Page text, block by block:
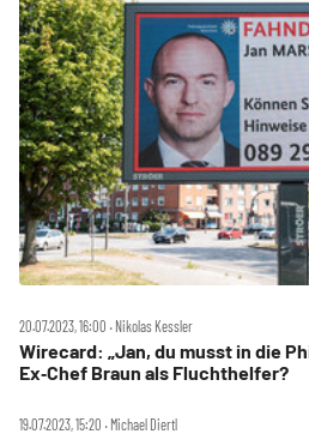
20.07.2023, 16:00 ‧ Nikolas Kessler
Wirecard: „Jan, du musst in die
Ex‑Chef Braun als Fluchthelfer?
19.07.2023, 15:20 ‧ Michael Diertl